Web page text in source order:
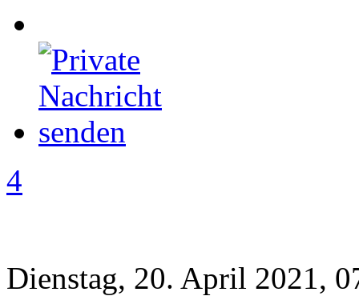
4
Dienstag, 20. April 2021,